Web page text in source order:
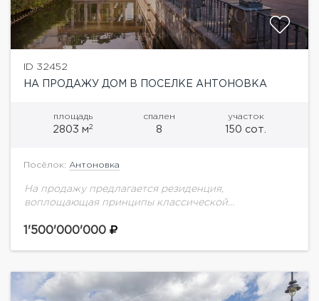
ID 32452
НА ПРОДАЖУ ДОМ В ПОСЕЛКЕ АНТОНОВКА
площадь
2803 м2
спален
8
участок
150 сот.
Посёлок: Антоновка
На продажу предлагается резиденция,
воплощающая принципы классической
инженерных решений.Общая площадь дома
резиденции выдержаны...
1'500'000'000